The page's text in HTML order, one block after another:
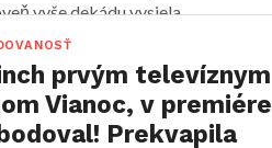
vyše dekádu vysiela...
prvým televíznym
Vianoc, v premiére
Prekvapila